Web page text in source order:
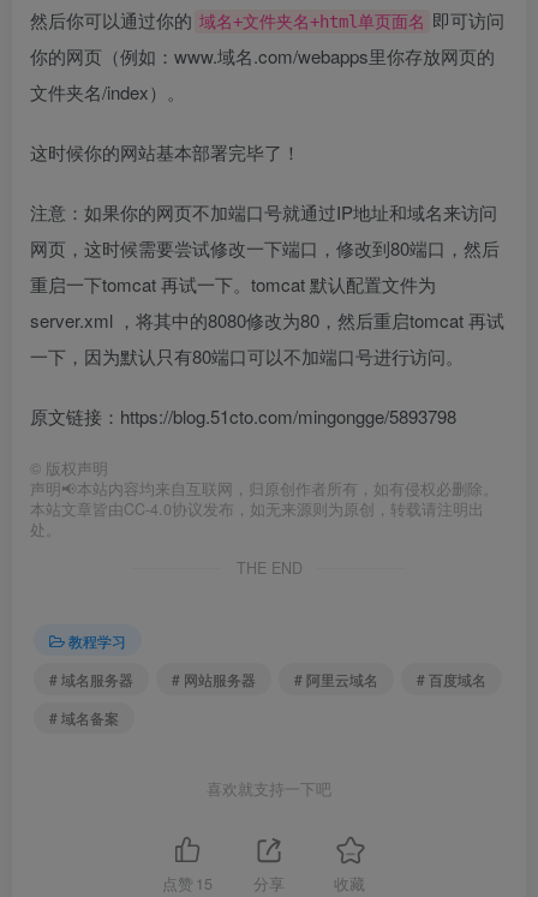
然后你可以通过你的​ ​域名+文件夹名+html单页面名​ ​即可访问
你的网页（例如：www.域名.com/webapps里你存放网页的
文件夹名/index）。
这时候你的网站基本部署完毕了！
注意：如果你的网页不加端口号就通过IP地址和域名来访问
网页，这时候需要尝试修改一下端口，修改到80端口，然后
重启一下tomcat 再试一下。tomcat 默认配置文件为
server.xml ，将其中的8080修改为80，然后重启tomcat 再试
一下，因为默认只有80端口可以不加端口号进行访问。
原文链接：https://blog.51cto.com/mingongge/5893798
© 版权声明
声明📢本站内容均来自互联网，归原创作者所有，如有侵权必删除。
本站文章皆由CC-4.0协议发布，如无来源则为原创，转载请注明出
处。
THE END
教程学习
# 域名服务器
# 网站服务器 # 阿里云域名
# 百度域名
# 域名备案
喜欢就支持一下吧
点赞 15 分享 收藏